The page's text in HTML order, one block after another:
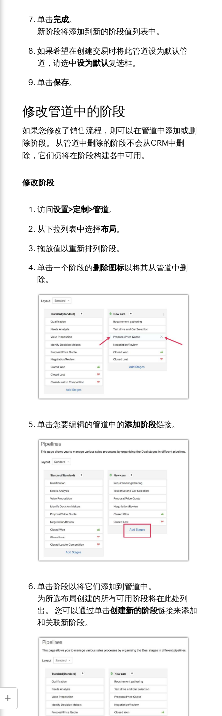
单击完成。
新阶段将添加到新的阶段值列表中。
如果希望在创建交易时将此管道设为默认管
道，请选中设为默认复选框。
单击保存。
修改管道中的阶段
如果您修改了销售流程，则可以在管道中添加或删
除阶段。 从管道中删除的阶段不会从CRM中删
除，它们仍将在阶段构建器中可用。
修改阶段
访问设置>定制>管道。
从下拉列表中选择布局。
拖放值以重新排列阶段。
单击一个阶段的删除图标以将其从管道中删
除。
单击您要编辑的管道中的添加阶段链接。
单击阶段以将它们添加到管道中。
为所选布局创建的所有可用阶段将在此处列
出。 您可以通过单击创建新的阶段链接来添加
和关联新阶段。